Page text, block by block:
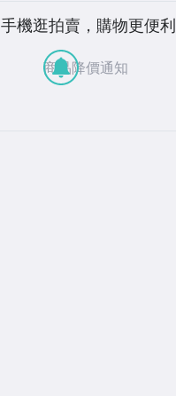
手機逛拍賣，購物更便利
商品降價通知